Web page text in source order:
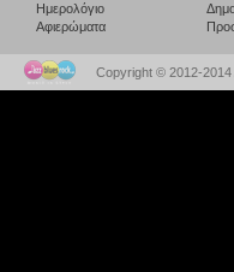
Ημερολόγιο
Αφιερώματα
Copyright © 2012-